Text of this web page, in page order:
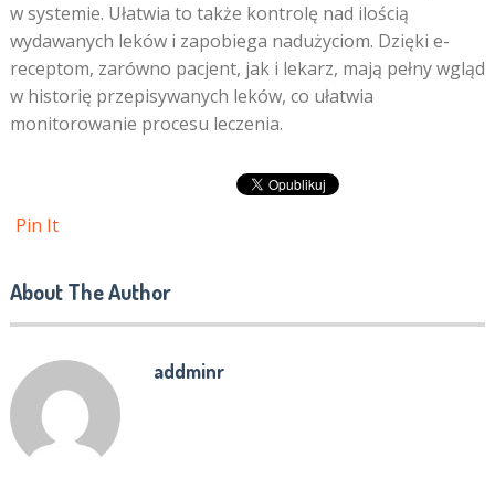
w systemie. Ułatwia to także kontrolę nad ilością
wydawanych leków i zapobiega nadużyciom. Dzięki e-
receptom, zarówno pacjent, jak i lekarz, mają pełny wgląd
w historię przepisywanych leków, co ułatwia
monitorowanie procesu leczenia.
Pin It
About The Author
addminr